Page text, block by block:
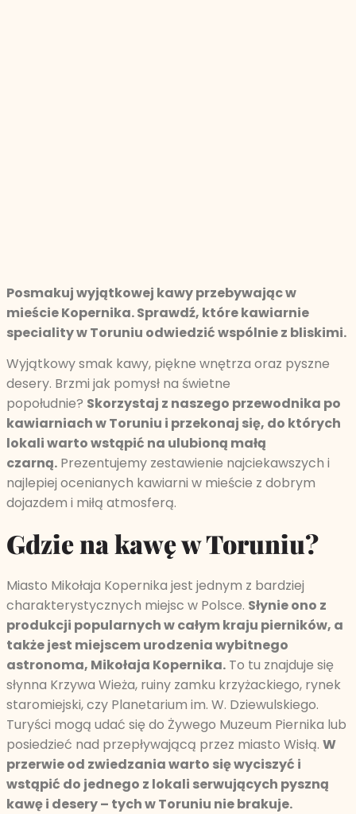
Posmakuj wyjątkowej kawy przebywając w
mieście Kopernika. Sprawdź, które kawiarnie
speciality w Toruniu odwiedzić wspólnie z bliskimi.
Wyjątkowy smak kawy, piękne wnętrza oraz pyszne
desery. Brzmi jak pomysł na świetne
popołudnie? Skorzystaj z naszego przewodnika po
kawiarniach w Toruniu i przekonaj się, do których
lokali warto wstąpić na ulubioną małą
czarną. Prezentujemy zestawienie najciekawszych i
najlepiej ocenianych kawiarni w mieście z dobrym
dojazdem i miłą atmosferą.
Gdzie na kawę w Toruniu?
Miasto Mikołaja Kopernika jest jednym z bardziej
charakterystycznych miejsc w Polsce. Słynie ono z
produkcji popularnych w całym kraju pierników, a
także jest miejscem urodzenia wybitnego
astronoma, Mikołaja Kopernika. To tu znajduje się
słynna Krzywa Wieża, ruiny zamku krzyżackiego, rynek
staromiejski, czy Planetarium im. W. Dziewulskiego.
Turyści mogą udać się do Żywego Muzeum Piernika lub
posiedzieć nad przepływającą przez miasto Wisłą. W
przerwie od zwiedzania warto się wyciszyć i
wstąpić do jednego z lokali serwujących pyszną
kawę i desery – tych w Toruniu nie brakuje.